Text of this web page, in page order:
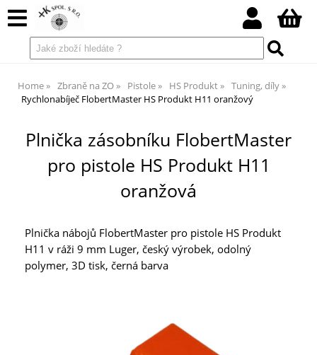
Home Zbraně na ZO Pistole HS Produkt
Tuning, díly
Rychlonabíječ FlobertMaster HS Produkt H11 oranžový
Plnička zásobníku FlobertMaster
pro pistole HS Produkt H11
oranžová
Plnička nábojů FlobertMaster pro pistole HS Produkt
H11 v ráži 9 mm Luger, český výrobek, odolný
polymer, 3D tisk, černá barva